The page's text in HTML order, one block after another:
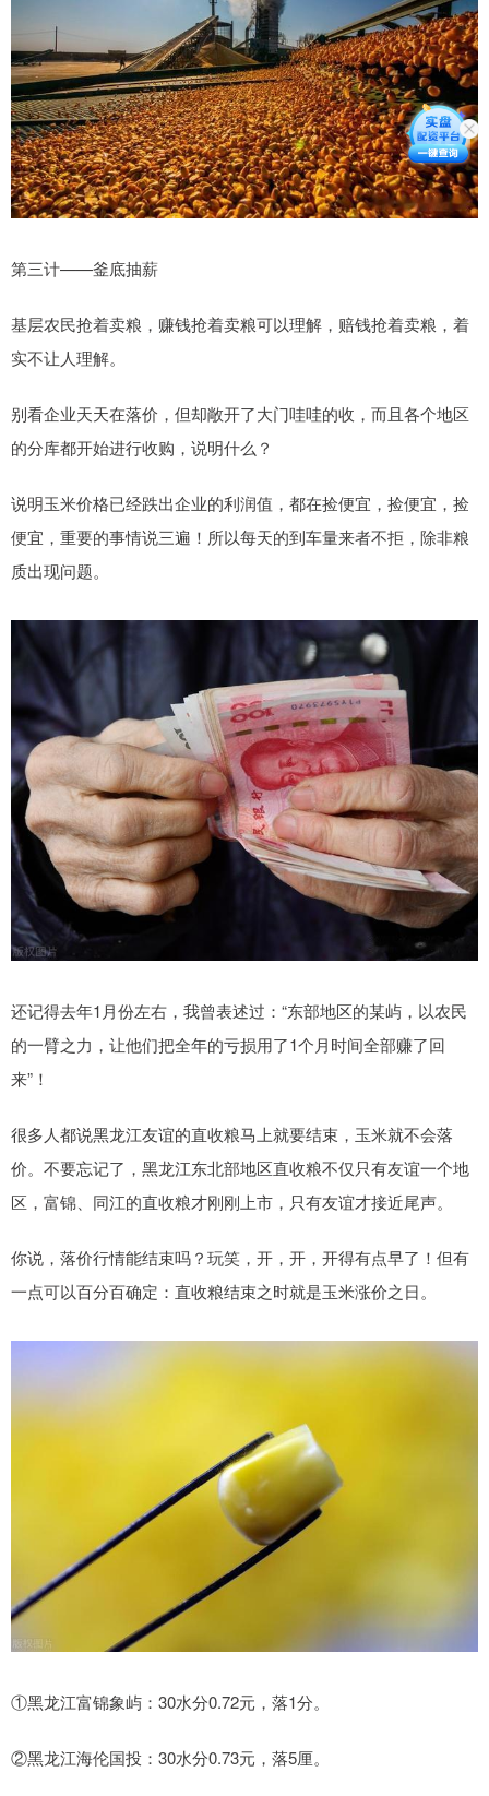
第三计——釜底抽薪
基层农民抢着卖粮，赚钱抢着卖粮可以理解，赔钱抢着卖粮，着
实不让人理解。
别看企业天天在落价，但却敞开了大门哇哇的收，而且各个地区
的分库都开始进行收购，说明什么？
说明玉米价格已经跌出企业的利润值，都在捡便宜，捡便宜，捡
便宜，重要的事情说三遍！所以每天的到车量来者不拒，除非粮
质出现问题。
还记得去年1月份左右，我曾表述过：“东部地区的某屿，以农民
的一臂之力，让他们把全年的亏损用了1个月时间全部赚了回
来”！
很多人都说黑龙江友谊的直收粮马上就要结束，玉米就不会落
价。不要忘记了，黑龙江东北部地区直收粮不仅只有友谊一个地
区，富锦、同江的直收粮才刚刚上市，只有友谊才接近尾声。
你说，落价行情能结束吗？玩笑，开，开，开得有点早了！但有
一点可以百分百确定：直收粮结束之时就是玉米涨价之日。
①黑龙江富锦象屿：30水分0.72元，落1分。
②黑龙江海伦国投：30水分0.73元，落5厘。